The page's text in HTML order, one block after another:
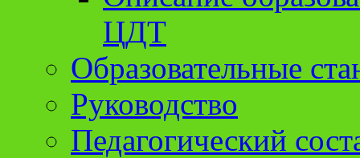
ЦДТ
Образовательные
Руководство
Педагогический